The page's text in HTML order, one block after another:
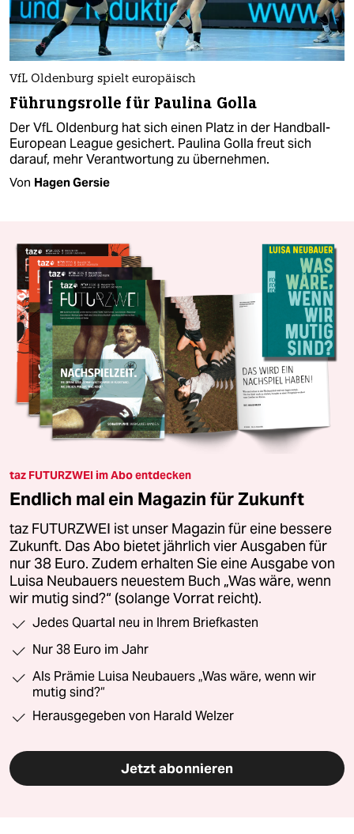
VfL Oldenburg spielt europäisch
Führungsrolle für Paulina Golla
Der VfL Oldenburg hat sich einen Platz in der Handball-
European League gesichert. Paulina Golla freut sich
darauf, mehr Verantwortung zu übernehmen.
Von Hagen Gersie
taz FUTURZWEI im Abo entdecken
Endlich mal ein Magazin für Zukunft
taz FUTURZWEI ist unser Magazin für eine bessere
Zukunft. Das Abo bietet jährlich vier Ausgaben für
nur 38 Euro. Zudem erhalten Sie eine Ausgabe von
Luisa Neubauers neuestem Buch „Was wäre, wenn
wir mutig sind?“ (solange Vorrat reicht).
Jedes Quartal neu in Ihrem Briefkasten
Nur 38 Euro im Jahr
Als Prämie Luisa Neubauers „Was wäre, wenn wir
mutig sind?“
Herausgegeben von Harald Welzer
Jetzt abonnieren